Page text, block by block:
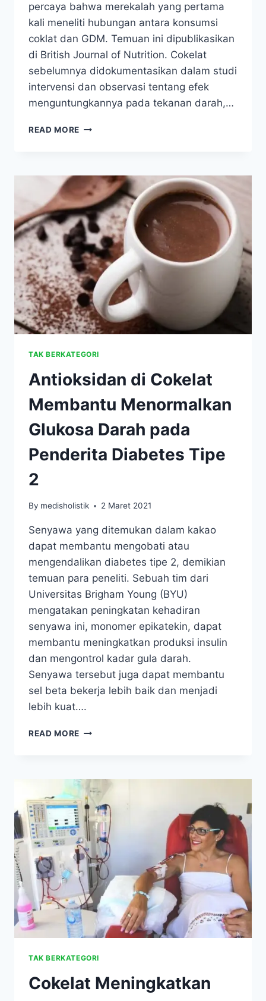
percaya bahwa merekalah yang pertama
kali meneliti hubungan antara konsumsi
coklat dan GDM. Temuan ini dipublikasikan
di British Journal of Nutrition. Cokelat
sebelumnya didokumentasikan dalam studi
intervensi dan observasi tentang efek
menguntungkannya pada tekanan darah,…
READ MORE BANYAK
RESIKO
DIABETES
MELLITUS
GESTATIONAL
PADA
WANITA
JEPANG
TAK BERKATEGORI
Antioksidan di Cokelat
Membantu Menormalkan
Glukosa Darah pada
Penderita Diabetes Tipe
2
By medisholistik 2 Maret 2021
Senyawa yang ditemukan dalam kakao
dapat membantu mengobati atau
mengendalikan diabetes tipe 2, demikian
temuan para peneliti. Sebuah tim dari
Universitas Brigham Young (BYU)
mengatakan peningkatan kehadiran
senyawa ini, monomer epikatekin, dapat
membantu meningkatkan produksi insulin
dan mengontrol kadar gula darah.
Senyawa tersebut juga dapat membantu
sel beta bekerja lebih baik dan menjadi
lebih kuat….
READ MORE ANTIOKSIDAN
MENORMALKAN
GLUKOSA
DARAH
PADA
PENDERITA
DIABETES
TIPE
2
TAK BERKATEGORI
Cokelat Meningkatkan